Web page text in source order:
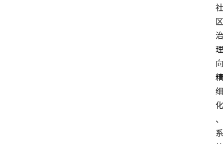
社
区
治
理
向
精
细
化
、
系